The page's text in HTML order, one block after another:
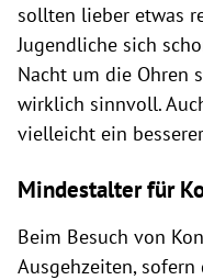
sollten lieber etwas
Jugendliche sich
Nacht um die Ohren
wirklich sinnvoll.
vielleicht ein
Mindestalter für
Beim Besuch von
Ausgehzeiten,